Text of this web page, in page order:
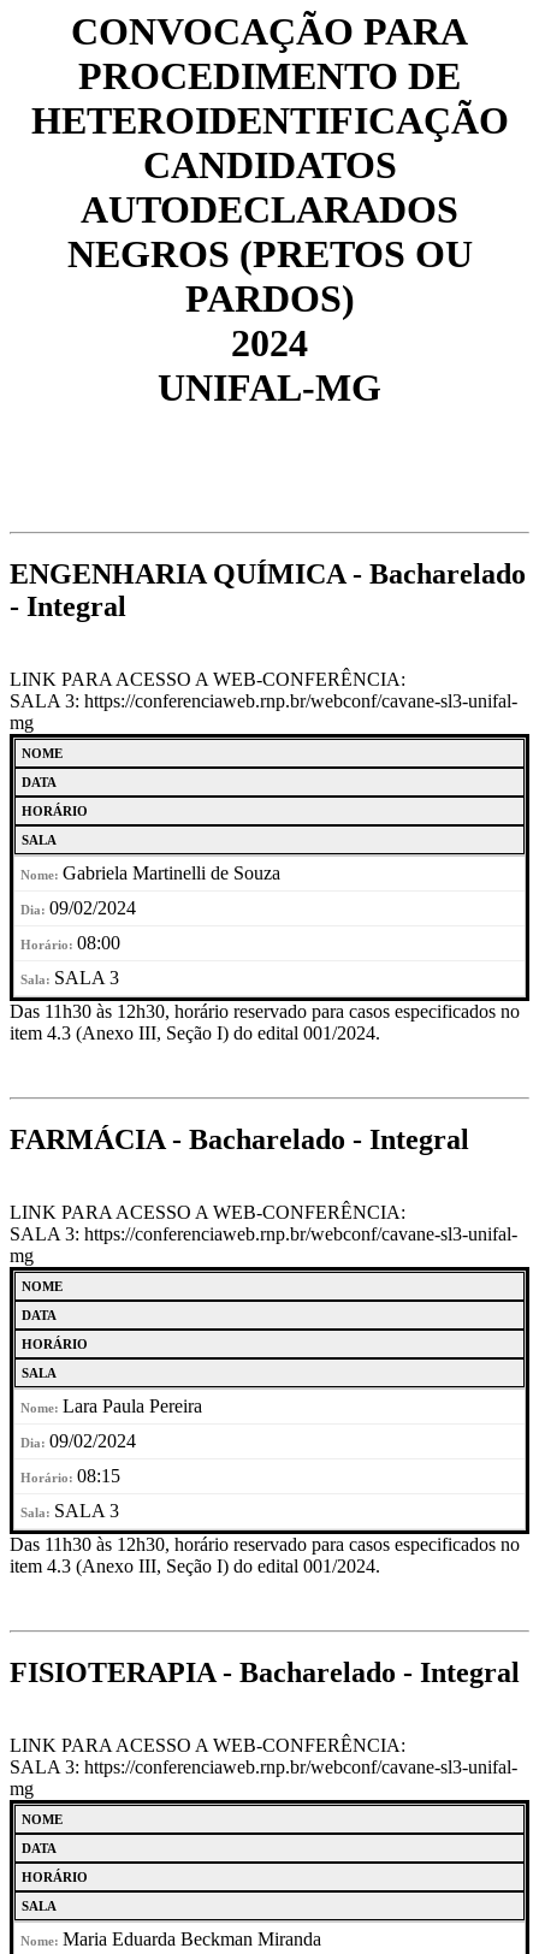
CONVOCAÇÃO PARA
PROCEDIMENTO DE
HETEROIDENTIFICAÇÃO
CANDIDATOS
AUTODECLARADOS
NEGROS (PRETOS OU
PARDOS)
2024
UNIFAL-MG
ENGENHARIA QUÍMICA - Bacharelado
- Integral
LINK PARA ACESSO A WEB-CONFERÊNCIA:
SALA 3: https://conferenciaweb.rnp.br/webconf/cavane-sl3-unifal-
mg
NOME
DATA
HORÁRIO
SALA
Gabriela Martinelli de Souza
09/02/2024
08:00
SALA 3
Das 11h30 às 12h30, horário reservado para casos especificados no
item 4.3 (Anexo III, Seção I) do edital 001/2024.
FARMÁCIA - Bacharelado - Integral
LINK PARA ACESSO A WEB-CONFERÊNCIA:
SALA 3: https://conferenciaweb.rnp.br/webconf/cavane-sl3-unifal-
mg
NOME
DATA
HORÁRIO
SALA
Lara Paula Pereira
09/02/2024
08:15
SALA 3
Das 11h30 às 12h30, horário reservado para casos especificados no
item 4.3 (Anexo III, Seção I) do edital 001/2024.
FISIOTERAPIA - Bacharelado - Integral
LINK PARA ACESSO A WEB-CONFERÊNCIA:
SALA 3: https://conferenciaweb.rnp.br/webconf/cavane-sl3-unifal-
mg
NOME
DATA
HORÁRIO
SALA
Maria Eduarda Beckman Miranda